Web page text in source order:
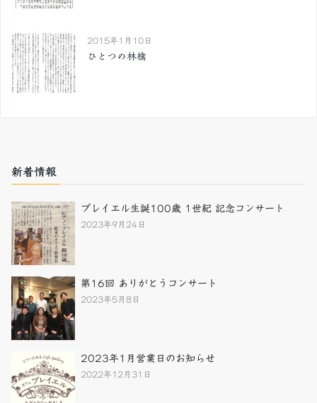
2015年1月10日
ひとつの林檎
新着情報
プレイエル生誕100歳 1世紀 記念コンサート
2023年9月24日
第16回 ありがとうコンサート
2023年5月8日
2023年1月営業日のお知らせ
2022年12月31日